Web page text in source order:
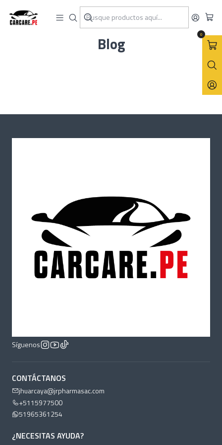
0
Inicio
Blog
Síguenos
CONTÁCTANOS
jhuarcaya@jrpharmasac.com
+5115977500
51965361254
¿NECESITAS AYUDA?